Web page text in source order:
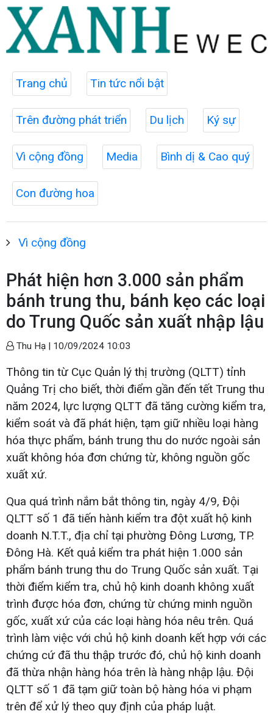
Trang chủ Tin tức nổi bật
Trên đường phát triển Du lịch Ký sự
Vì cộng đồng Media Bình dị & Cao quý
Con đường hoa
Vì cộng đồng
Phát hiện hơn 3.000 sản phẩm
bánh trung thu, bánh kẹo các loại
do Trung Quốc sản xuất nhập lậu
Thu Hạ | 10/09/2024 10:03
Thông tin từ Cục Quản lý thị trường (QLTT) tỉnh
Quảng Trị cho biết, thời điểm gần đến tết Trung thu
năm 2024, lực lượng QLTT đã tăng cường kiểm tra,
kiểm soát và đã phát hiện, tạm giữ nhiều loại hàng
hóa thực phẩm, bánh trung thu do nước ngoài sản
xuất không hóa đơn chứng từ, không nguồn gốc
xuất xứ.
Qua quá trình nắm bắt thông tin, ngày 4/9, Đội
QLTT số 1 đã tiến hành kiểm tra đột xuất hộ kinh
doanh N.T.T., địa chỉ tại phường Đông Lương, TP.
Đông Hà. Kết quả kiểm tra phát hiện 1.000 sản
phẩm bánh trung thu do Trung Quốc sản xuất. Tại
thời điểm kiểm tra, chủ hộ kinh doanh không xuất
trình được hóa đơn, chứng từ chứng minh nguồn
gốc, xuất xứ của các loại hàng hóa nêu trên. Quá
trình làm việc với chủ hộ kinh doanh kết hợp với các
chứng cứ đã thu thập trước đó, chủ hộ kinh doanh
đã thừa nhận hàng hóa trên là hàng nhập lậu. Đội
QLTT số 1 đã tạm giữ toàn bộ hàng hóa vi phạm
trên để xử lý theo quy định của pháp luật.